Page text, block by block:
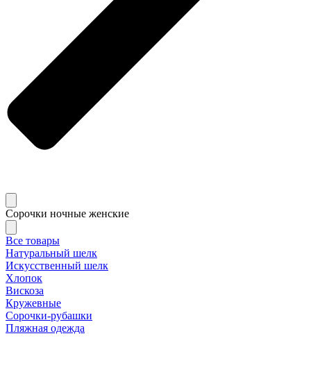
Сорочки ночные женские
Все товары
Натуральный шелк
Искусственный шелк
Хлопок
Вискоза
Кружевные
Сорочки-рубашки
Пляжная одежда